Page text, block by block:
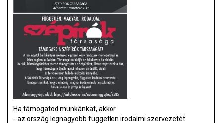
Ha támogatod munkánkat, akkor
- az ország legnagyobb független irodalmi szervezetét